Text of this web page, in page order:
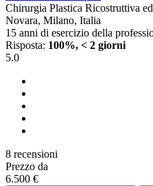
Chirurgia Plastica Ricostruttiva
Novara, Milano, Italia
15 anni di esercizio della
Risposta: 100%, < 2 giorni
5.0
8 recensioni
Prezzo da
6.500 €